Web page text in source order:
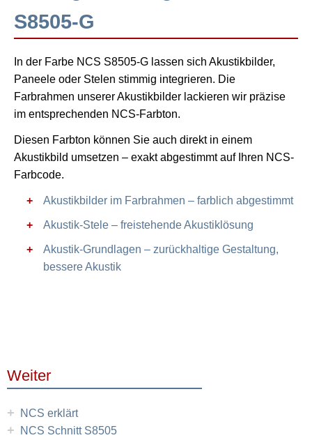
S8505-G
In der Farbe NCS S8505-G lassen sich Akustikbilder,
Paneele oder Stelen stimmig integrieren. Die
Farbrahmen unserer Akustikbilder lackieren wir präzise
im entsprechenden NCS-Farbton.
Diesen Farbton können Sie auch direkt in einem
Akustikbild umsetzen – exakt abgestimmt auf Ihren NCS-
Farbcode.
Akustikbilder im Farbrahmen – farblich abgestimmt
Akustik-Stele – freistehende Akustiklösung
Akustik-Grundlagen – zurückhaltige Gestaltung,
bessere Akustik
Weiter
+ NCS erklärt
+ NCS Schnitt S8505